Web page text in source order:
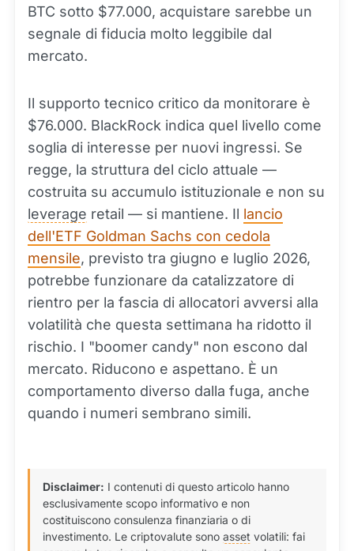
BTC sotto $77.000, acquistare sarebbe un
segnale di fiducia molto leggibile dal
mercato.
Il supporto tecnico critico da monitorare è
$76.000. BlackRock indica quel livello come
soglia di interesse per nuovi ingressi. Se
regge, la struttura del ciclo attuale —
costruita su accumulo istituzionale e non su
leverage retail — si mantiene. Il lancio
dell'ETF Goldman Sachs con cedola
mensile, previsto tra giugno e luglio 2026,
potrebbe funzionare da catalizzatore di
rientro per la fascia di allocatori avversi alla
volatilità che questa settimana ha ridotto il
rischio. I "boomer candy" non escono dal
mercato. Riducono e aspettano. È un
comportamento diverso dalla fuga, anche
quando i numeri sembrano simili.
Disclaimer: I contenuti di questo articolo hanno
esclusivamente scopo informativo e non
costituiscono consulenza finanziaria o di
investimento. Le criptovalute sono asset volatili: fai